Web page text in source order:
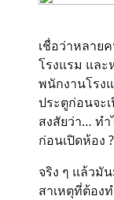
Blog
Contact
เชื่อว่าหลาย
โรงแรม และ
พนักงานโรง
ประตูก่อนจะ
สงสัยว่า… ท
ก่อนเปิดห้อง ?
จริง ๆ แล้วมั
สาเหตุที่ต้อง